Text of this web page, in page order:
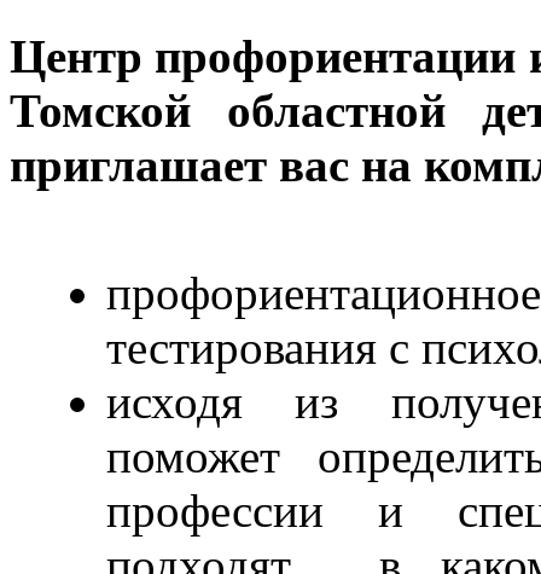
Центр профориентации
Томской областной
приглашает вас на
тестирования с
исходя из
поможет
профессии и